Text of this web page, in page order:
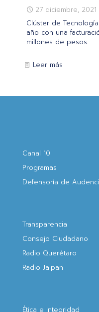
27 diciembre, 2021
Clúster de
año con una
millones de pesos.
Leer más
Canal 10
Programas
Defensoría de
Transparencia
Consejo Ciudadano
Radio Querétaro
Radio Jalpan
Ética e Integridad